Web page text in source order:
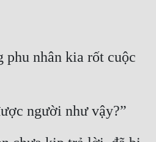
nhân kia rốt cuộc
người như vậy?”